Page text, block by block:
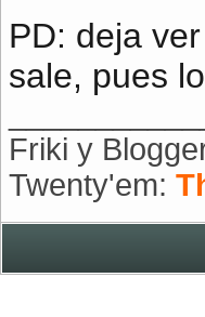
PD: deja
sale, pues
Friki y
Twenty'em: